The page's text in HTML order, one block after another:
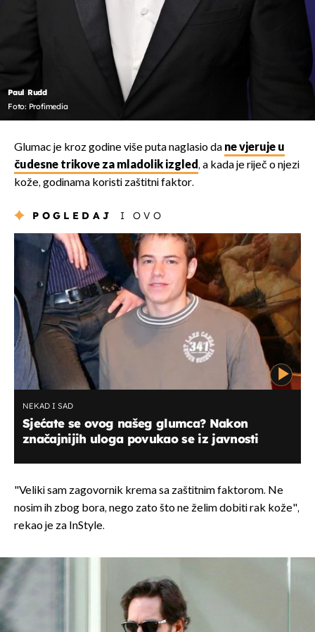
Paul Rudd
Foto: Profimedia
Glumac je kroz godine više puta naglasio da ne vjeruje u
čudesne trikove za mladolik izgled, a kada je riječ o njezi
kože, godinama koristi zaštitni faktor.
POGLEDAJ I OVO
NEKAD I SAD
Sjećate se ovog našeg glumca? Nakon
značajnijih uloga povukao se iz javnosti
"Veliki sam zagovornik krema sa zaštitnim faktorom. Ne
nosim ih zbog bora, nego zato što ne želim dobiti rak kože",
rekao je za InStyle.